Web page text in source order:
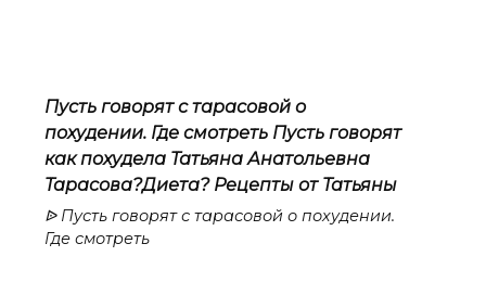
Пусть говорят с тарасовой о
похудении. Где смотреть Пусть говорят
как похудела Татьяна Анатольевна
Тарасова?Диета? Рецепты от Татьяны
ᐉ Пусть говорят с тарасовой о похудении.
Где смотреть